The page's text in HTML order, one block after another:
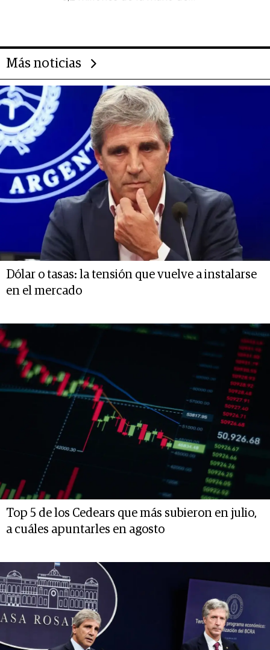
Más noticias
Dólar o tasas: la tensión que vuelve a instalarse
en el mercado
Top 5 de los Cedears que más subieron en julio,
a cuáles apuntarles en agosto